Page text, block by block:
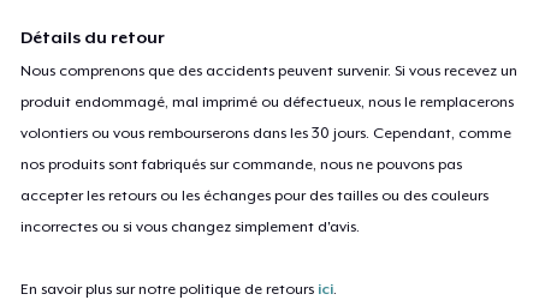
Détails du retour
Nous comprenons que des accidents peuvent survenir. Si vous recevez un
produit endommagé, mal imprimé ou défectueux, nous le remplacerons
volontiers ou vous rembourserons dans les 30 jours. Cependant, comme
nos produits sont fabriqués sur commande, nous ne pouvons pas
accepter les retours ou les échanges pour des tailles ou des couleurs
incorrectes ou si vous changez simplement d'avis.
En savoir plus sur notre politique de retours ici